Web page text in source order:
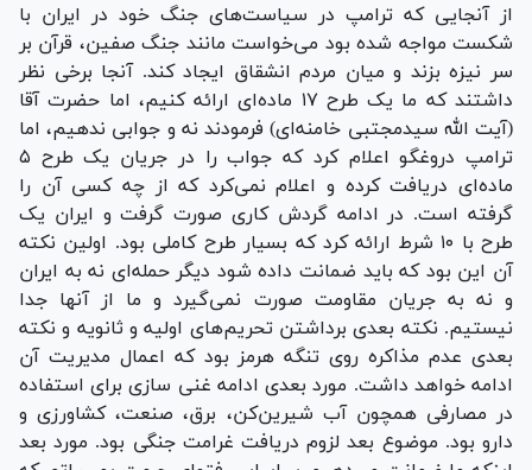
از آنجایی که ترامپ در سیاست‌های جنگ خود در ایران با
شکست مواجه شده بود می‌خواست مانند جنگ صفین، قرآن بر
سر نیزه بزند و میان مردم انشقاق ایجاد کند. آنجا برخی نظر
داشتند که ما یک طرح ۱۷ ماده‌ای ارائه کنیم، اما حضرت آقا
(آیت الله سیدمجتبی خامنه‌ای) فرمودند نه و جوابی ندهیم، اما
ترامپ دروغگو اعلام کرد که جواب را در جریان یک طرح ۵
ماده‌ای دریافت کرده و اعلام نمی‌کرد که از چه کسی آن را
گرفته است. در ادامه گردش کاری صورت گرفت و ایران یک
طرح با ۱۰ شرط ارائه کرد که بسیار طرح کاملی بود. اولین نکته
آن این بود که باید ضمانت داده شود دیگر حمله‌ای نه به ایران
و نه به جریان مقاومت صورت نمی‌گیرد و ما از آنها جدا
نیستیم. نکته بعدی برداشتن تحریم‌های اولیه و ثانویه و نکته
بعدی عدم مذاکره روی تنگه هرمز بود که اعمال مدیریت آن
ادامه خواهد داشت. مورد بعدی ادامه غنی سازی برای استفاده
در مصارفی همچون آب شیرین‌کن، برق، صنعت، کشاورزی و
دارو بود. موضوع بعد لزوم دریافت غرامت جنگی بود. مورد بعد